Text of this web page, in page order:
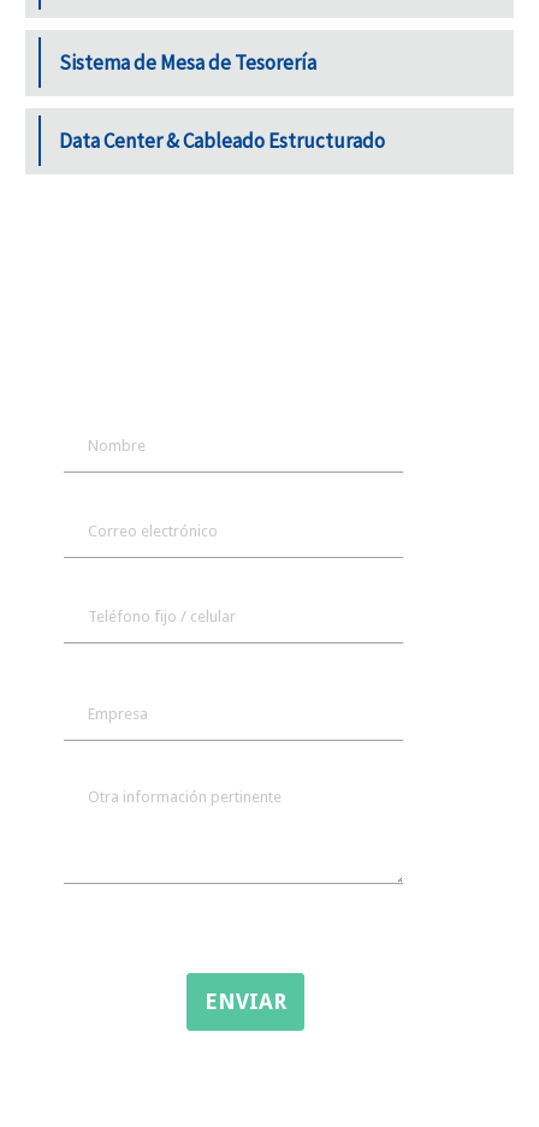
Sistema de Mesa de Tesorería
Data Center & Cableado Estructurado